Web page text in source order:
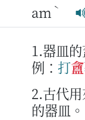
am ˋ
1.器皿的
例： 打盦
2.古代
的器皿。